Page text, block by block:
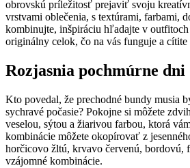
obrovskú príležitosť prejaviť svoju
vrstvami oblečenia, s textúrami, farbami,
kombinujte, inšpiráciu hľadajte v
originálny celok, čo na vás funguje a cítite
Rozjasnia pochmúrne dni
Kto povedal, že prechodné bundy musia
sychravé počasie? Pokojne si môžete
veselou, sýtou a žiarivou farbou, ktorá
kombinácie môžete okopírovať z
horčicovo žltú, krvavo červenú, bordovú,
vzájomné kombinácie.